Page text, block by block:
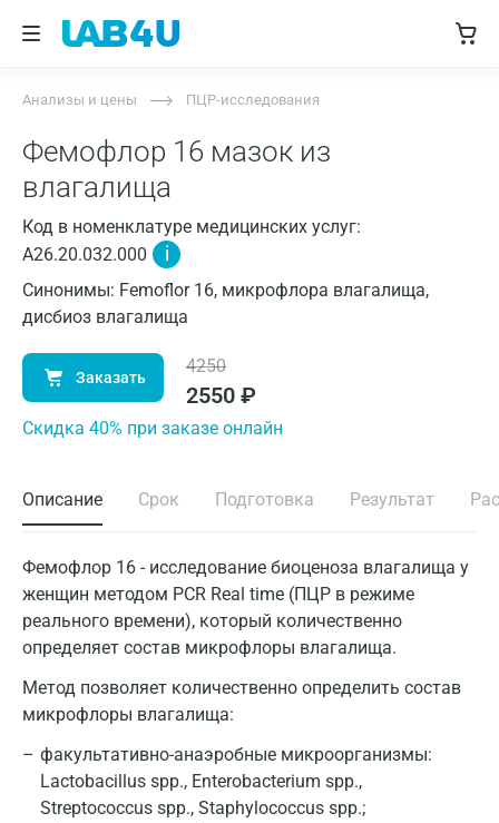
Анализы и цены ПЦР-исследования
Фемофлор 16 мазок из
влагалища
Код в номенклатуре медицинских услуг:
A26.20.032.000
i
Синонимы: Femoflor 16, микрофлора влагалища,
дисбиоз влагалища
Заказать
4250
2550 ₽
Cкидка 40% при заказе онлайн
Описание Срок Подготовка Результат
Фемофлор 16 - исследование биоценоза влагалища у
женщин методом PCR Real time (ПЦР в режиме
реального времени), который количественно
определяет состав микрофлоры влагалища.
Метод позволяет количественно определить состав
микрофлоры влагалища:
факультативно-анаэробные микроорганизмы:
Lactobacillus spp., Enterobacterium spp.,
Streptococcus spp., Staphylococcus spp.;